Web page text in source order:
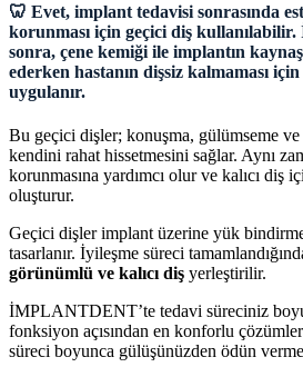
🦷 Evet, implant tedavisi sonrasında
korunması için geçici diş
sonra, çene kemiği ile implantın
ederken hastanın dişsiz kalmaması
uygulanır.
Bu geçici dişler; konuşma, gülümseme ve
kendini rahat hissetmesini sağlar. Aynı
korunmasına yardımcı olur ve kalıcı diş
oluşturur.
Geçici dişler implant üzerine yük
tasarlanır. İyileşme süreci
görünümlü ve kalıcı diş yerleştirilir.
İMPLANTDENT’te tedavi süreciniz
fonksiyon açısından en konforlu
süreci boyunca gülüşünüzden ödün